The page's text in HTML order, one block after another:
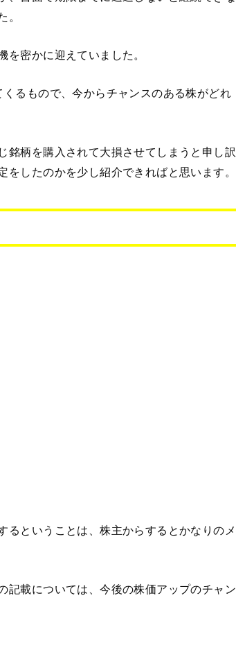
。
密かに迎えていました。
るもので、今からチャンスのある株がどれ
銘柄を購入されて大損させてしまうと申し訳
したのかを少し紹介できればと思います。
るということは、株主からするとかなりのメ
記載については、今後の株価アップのチャン